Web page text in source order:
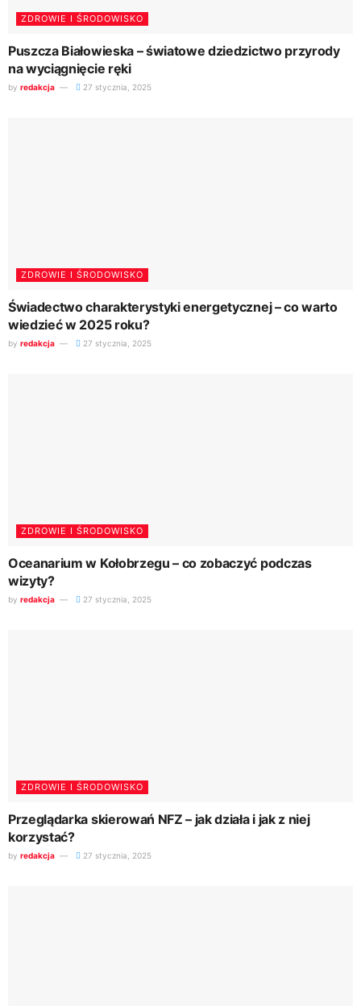
ZDROWIE I ŚRODOWISKO
Puszcza Białowieska – światowe dziedzictwo przyrody
na wyciągnięcie ręki
by redakcja 27 stycznia, 2025
ZDROWIE I ŚRODOWISKO
Świadectwo charakterystyki energetycznej – co warto
wiedzieć w 2025 roku?
by redakcja 27 stycznia, 2025
ZDROWIE I ŚRODOWISKO
Oceanarium w Kołobrzegu – co zobaczyć podczas
wizyty?
by redakcja 27 stycznia, 2025
ZDROWIE I ŚRODOWISKO
Przeglądarka skierowań NFZ – jak działa i jak z niej
korzystać?
by redakcja 27 stycznia, 2025